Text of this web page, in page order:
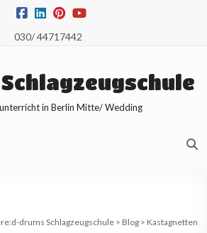
030/ 44717442
in Berlin Mitte/ Wedding
d-drums Schlagzeugschule> Blog> Kastagnetten